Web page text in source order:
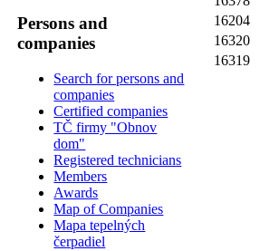
Persons and
companies
Search for persons and
companies
Certified companies
TČ firmy "Obnov
dom"
Registered technicians
Members
Awards
Map of Companies
Mapa tepelných
čerpadiel
16204
16320
16319